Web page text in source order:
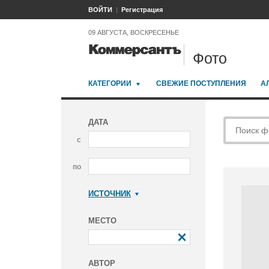
ВОЙТИ Регистрация
09 АВГУСТА, ВОСКРЕСЕНЬЕ
Фото
КАТЕГОРИИ СВЕЖИЕ ПОСТУПЛЕНИЯ
ДАТА
с
по
ИСТОЧНИК
МЕСТО
АВТОР